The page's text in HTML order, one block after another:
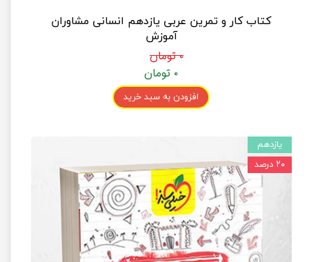
کتاب کار و تمرین عربی یازدهم انسانی مشاوران
آموزش
۰ تومان
۰ تومان
افزودن به سبد خرید
یازدهم
۲۰ درصد